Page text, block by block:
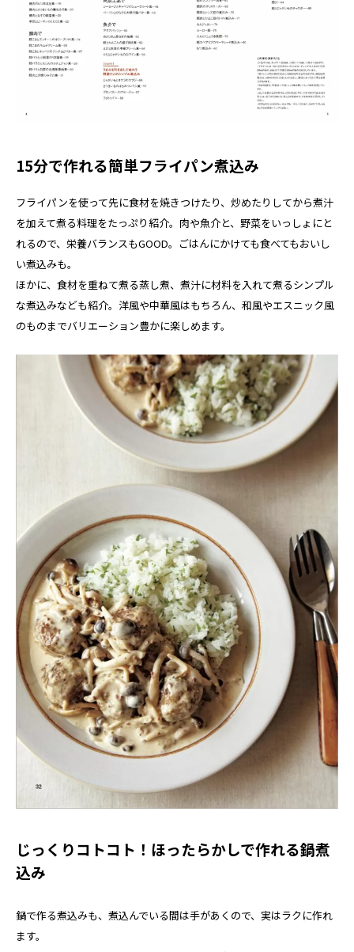
15分で作れる簡単フライパン煮込み
フライパンを使って先に食材を焼きつけたり、炒めたりしてから煮汁
を加えて煮る料理をたっぷり紹介。肉や魚介と、野菜をいっしょにと
れるので、栄養バランスもGOOD。ごはんにかけても食べてもおいし
い煮込みも。
ほかに、食材を重ねて煮る蒸し煮、煮汁に材料を入れて煮るシンプル
な煮込みなども紹介。洋風や中華風はもちろん、和風やエスニック風
のものまでバリエーション豊かに楽しめます。
じっくりコトコト！ほったらかしで作れる鍋煮
込み
鍋で作る煮込みも、煮込んでいる間は手があくので、実はラクに作れ
ます。